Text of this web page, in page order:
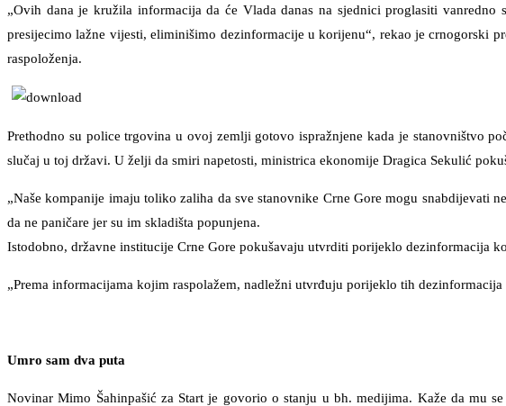
„Ovih dana je kružila informacija da će Vlada danas na sjednici proglasiti
presijecimo lažne vijesti, eliminišimo dezinformacije u korijenu“, rekao je
raspoloženja.
Prethodno su police trgovina u ovoj zemlji gotovo ispražnjene kada je stanovništvo
slučaj u toj državi. U želji da smiri napetosti, ministrica ekonomije Dragica Sekulić
„Naše kompanije imaju toliko zaliha da sve stanovnike Crne Gore mogu snabdijevati
da ne paničare jer su im skladišta popunjena.
Istodobno, državne institucije Crne Gore pokušavaju utvrditi porijeklo dezinformacija
„Prema informacijama kojim raspolažem, nadležni utvrđuju porijeklo tih
Umro sam dva puta
Novinar Mimo Šahinpašić za Start je govorio o stanju u bh. medijima. Kaže da mu